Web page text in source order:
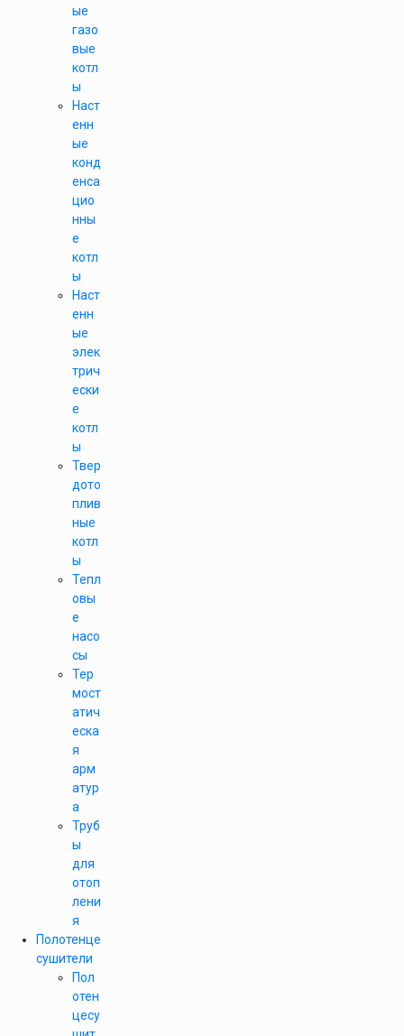
ые
газо
вые
котл
ы
Наст
енн
ые
конд
енса
цио
нны
е
котл
ы
Наст
енн
ые
элек
трич
ески
е
котл
ы
Твер
дото
плив
ные
котл
ы
Тепл
овы
е
насо
сы
Тер
мост
атич
еска
я
арм
атур
а
Труб
ы
для
отоп
лени
я
Полотенце
сушители
Пол
отен
цесу